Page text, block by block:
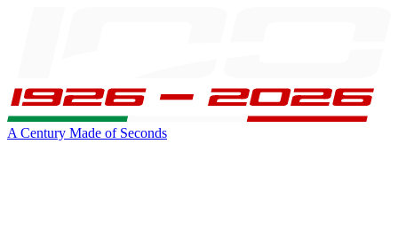
A Century Made of Seconds